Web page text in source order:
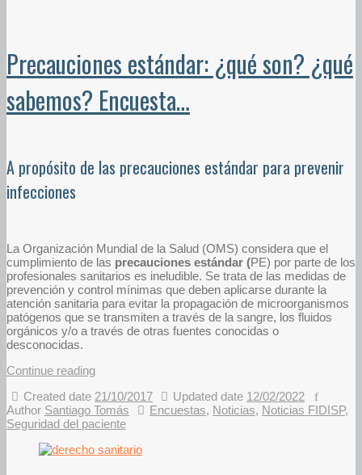
Precauciones estándar: ¿qué son? ¿qué
sabemos? Encuesta…
A propósito de las precauciones estándar para prevenir
infecciones
La Organización Mundial de la Salud (OMS) considera que el
cumplimiento de las precauciones estándar (PE) por parte de los
profesionales sanitarios es ineludible. Se trata de las medidas de
prevención y control mínimas que deben aplicarse durante la
atención sanitaria para evitar la propagación de microorganismos
patógenos que se transmiten a través de la sangre, los fluidos
orgánicos y/o a través de otras fuentes conocidas o
desconocidas.
Continue reading
Created date 21/10/2017 Updated date 12/02/2022
Author Santiago Tomás Encuestas, Noticias, Noticias FIDISP,
Seguridad del paciente